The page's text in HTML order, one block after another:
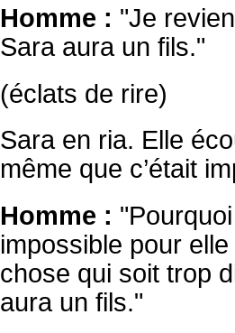
Homme : "Je
Sara aura un fils."
(éclats de rire)
Sara en ria. Elle
même que c’était
Homme :
impossible pour
chose qui soit trop
aura un fils."